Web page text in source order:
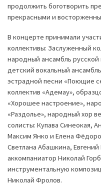
продолжить боготворить
прекрасными и
В концерте принимали
коллективы: Заслуженный
народный ансамбль
детский вокальный
эстрадной песни «Поющие
коллектив «Адемау»,
«Хорошее настроение»,
«Раздолье», народный хор
солисты: Купава Синеокая,
Максим Янко и Елена
Светлана Абашкина,
аккомпаниатор Николай
инструментальную
Николай Фролов.